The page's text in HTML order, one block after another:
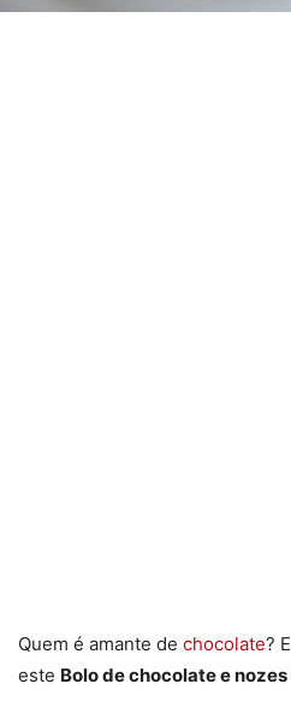
Quem é amante de chocolate? E
este Bolo de chocolate e nozes